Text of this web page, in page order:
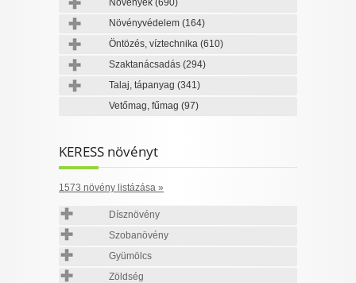
Növények (690)
Növényvédelem (164)
Öntözés, víztechnika (610)
Szaktanácsadás (294)
Talaj, tápanyag (341)
Vetőmag, fűmag (97)
KERESS növényt
1573 növény listázása »
Dísznövény
Szobanövény
Gyümölcs
Zöldség